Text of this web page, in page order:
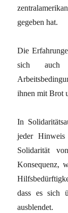
gegeben hat.
Die
sich auch
ihnen mit Brot
In
jeder Hinweis
Solidarität
Konsequenz,
dass es sich
ausblendet.